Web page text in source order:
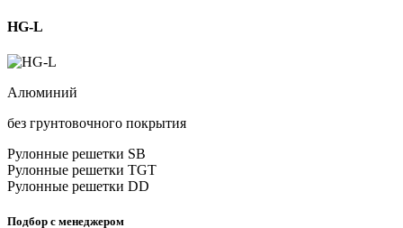
HG-L
Алюминий
без грунтовочного покрытия
Рулонные решетки SB
Рулонные решетки TGT
Рулонные решетки DD
Подбор с менеджером